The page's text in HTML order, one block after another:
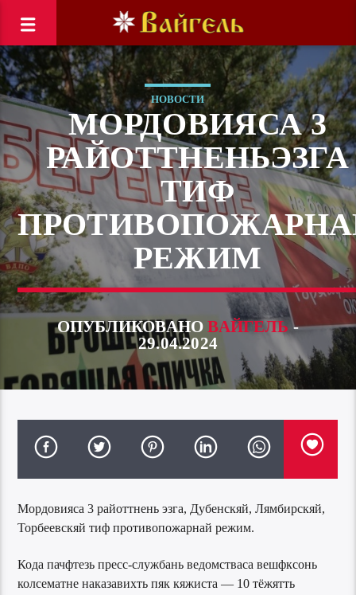
НОВОСТИ
МОРДОВИЯСА 3
РАЙОТТНЕНЬЭЗГА
ТИФ
РЕЖИМ
ОПУБЛИКОВАНОВАЙГЕЛЬ -
29.04.2024
Мордовияса 3 райоттнень эзга, Дубенскяй, Лямбирскяй,
Торбеевскяй тиф противопожарнай режим.
Кода пачфтезь пресс-службань ведомстваса вешфксонь
колсематне наказавихть пяк кяжиста — 10 тёжятть